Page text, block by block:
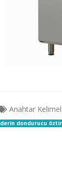
Anahtar
derin dondurucu